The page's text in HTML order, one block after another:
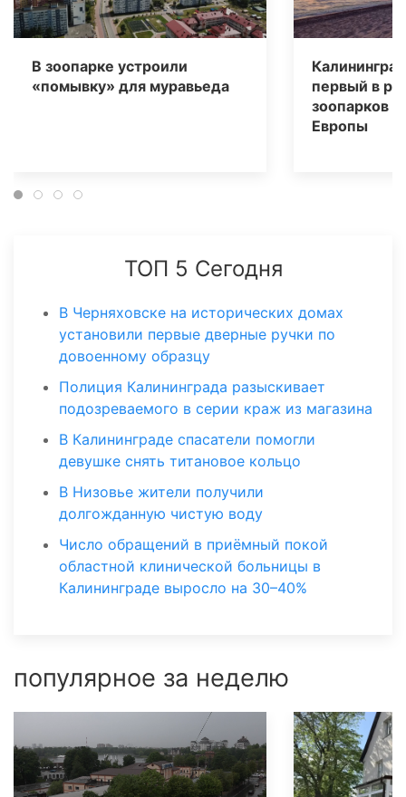
В зоопарке устроили
«помывку» для муравьеда
первый в
зоопарков
Европы
ТОП 5 Сегодня
В Черняховске на исторических домах
установили первые дверные ручки по
довоенному образцу
Полиция Калининграда разыскивает
подозреваемого в серии краж из магазина
В Калининграде спасатели помогли
девушке снять титановое кольцо
В Низовье жители получили
долгожданную чистую воду
Число обращений в приёмный покой
областной клинической больницы в
Калининграде выросло на 30–40%
популярное за неделю